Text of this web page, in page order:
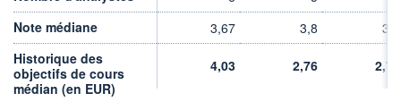
VALORISATION
598 MEUR
DERNIER ÉCHANGE
07.08.26 / 10:42:13
LIMITE À LA
BAISSE
3,006
LIMITE À LA
HAUSSE
Note médiane
3,67 3,8
3,5
Historique des
objectifs de cours
médian (en EUR)
4,03 2,76 2,76